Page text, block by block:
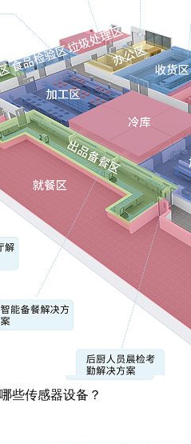
些传感器设备？